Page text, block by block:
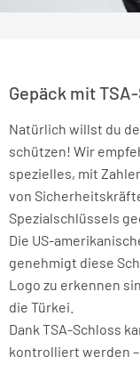
Gepäck mit
Natürlich willst du
schützen! Wir
spezielles, mit
von
Spezialschlüssels
Die US-
genehmigt diese
Logo zu erkennen
die Türkei.
Dank TSA-Schloss
kontrolliert werden